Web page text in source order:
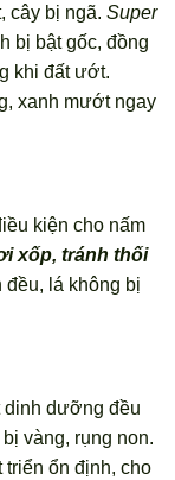
cây bị ngã. Super
bị bật gốc, đồng
khi đất ướt.
xanh mướt ngay
kiện cho nấm
xốp, tránh thối
lá không bị
dinh dưỡng đều
vàng, rụng non.
triển ổn định, cho